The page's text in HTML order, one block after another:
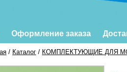
Оформление заказа
/ Каталог / КОМПЛЕКТУЮЩИЕ ДЛЯ